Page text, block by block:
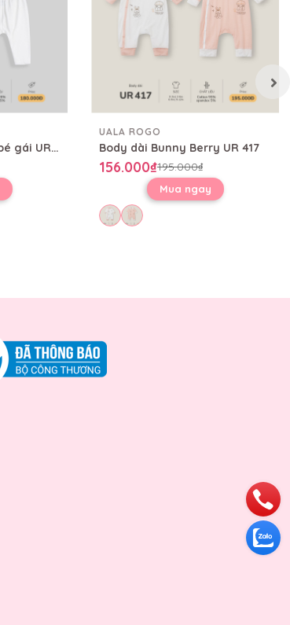
Bộ sơ sinh cài chéo bé gái UR 735
UALA ROGO
Body dài Bunny Berry UR 417
156.000₫195.000₫
Mua ngay